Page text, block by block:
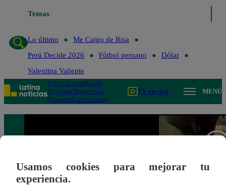
Temas
Lo último
Me Caigo de Risa
Perú Decide 2026
Fútbol peruano
Dólar
Valentina Valiente
PolíticaLimaMundo
Te ayudoTendencias
DeportesEspectáculos
TV en vivo MENÚ
Usamos cookies para mejorar tu
experiencia.